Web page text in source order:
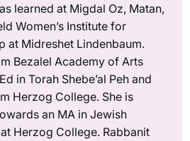
learned at Migdal Oz, Matan,
Women’s Institute for
at Midreshet Lindenbaum.
Bezalel Academy of Arts
in Torah Shebe’al Peh and
Herzog College. She is
an MA in Jewish
Herzog College. Rabbanit